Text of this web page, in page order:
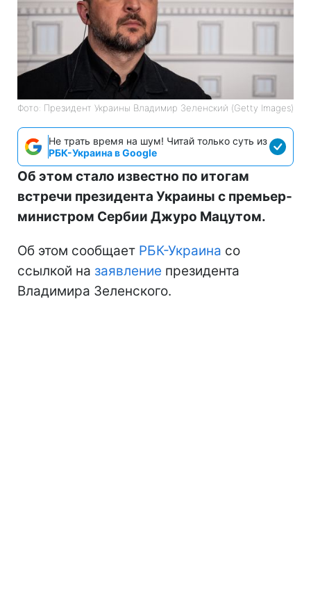
Фото: Президент Украины Владимир Зеленский (Getty Images)
Не трать время на шум! Читай только суть из
РБК-Украина в Google
Об этом стало известно по итогам
встречи президента Украины с премьер-
министром Сербии Джуро Мацутом.
Об этом сообщает РБК-Украина со
ссылкой на заявление президента
Владимира Зеленского.